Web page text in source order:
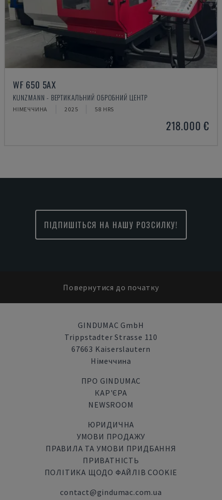
WF 650 5AX
KUNZMANN - ВЕРТИКАЛЬНИЙ ОБРОБНИЙ ЦЕНТР
НІМЕЧЧИНА 2025 58 HRS
218.000 €
ПІДПИШІТЬСЯ НА НАШУ РОЗСИЛКУ!
Повернутися до початку
GINDUMAC GmbH
Trippstadter Strasse 110
67663 Kaiserslautern
Німеччина
ПРО GINDUMAC
КАР'ЄРА
NEWSROOM
ЮРИДИЧНА
УМОВИ ПРОДАЖУ
ПРАВИЛА ТА УМОВИ ПРИДБАННЯ
ПРИВАТНІСТЬ
ПОЛІТИКА ЩОДО ФАЙЛІВ COOKIE
contact@gindumac.com.ua